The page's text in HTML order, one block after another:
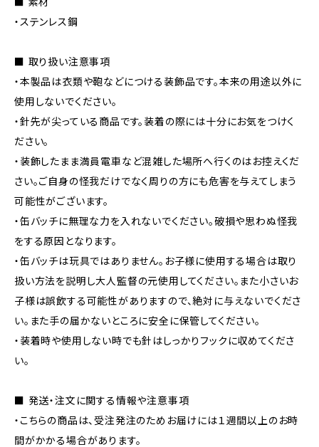
・ステンレス鋼
■ 取り扱い注意事項
・本製品は衣類や鞄などにつける装飾品です。本来の用途以外に
使用しないでください。
・針先が尖っている商品です。装着の際には十分にお気をつけく
ださい。
・装飾したまま満員電車など混雑した場所へ行くのはお控えくだ
さい。ご自身の怪我だけでなく周りの方にも危害を与えてしまう
可能性がございます。
・缶バッチに無理な力を入れないでください。破損や思わぬ怪我
をする原因となります。
・缶バッチは玩具ではありません。お子様に使用する場合は取り
扱い方法を説明し大人監督の元使用してください。また小さいお
子様は誤飲する可能性がありますので、絶対に与えないでくださ
い。また手の届かないところに安全に保管してください。
・装着時や使用しない時でも針はしっかりフックに収めてくださ
い。
■ 発送・注文に関する情報や注意事項
・こちらの商品は、受注発注のためお届けには１週間以上のお時
間がかかる場合があります。